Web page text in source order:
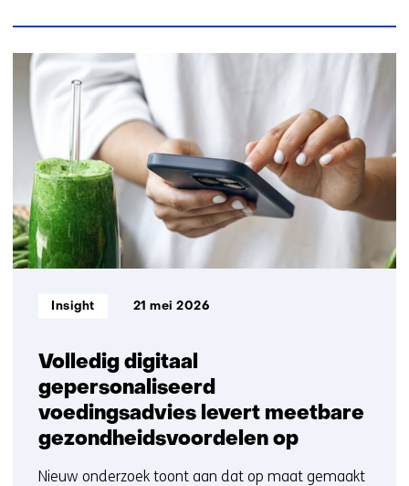
Neem
t/m
15
Volledig digitaal
gepersonaliseerd
voedingsadvies levert meetbare
gezondheidsvoordelen op
Informatietype:
Insight 21 mei 2026
Nieuw onderzoek toont aan dat op maat gemaakt